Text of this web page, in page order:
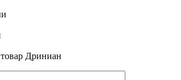
Дриниан